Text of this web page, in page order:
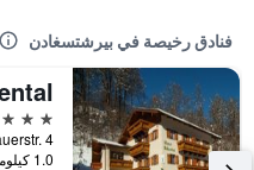
فنادق رخيصة في بيرشتسغادن
3 نجوم
1.0 كيلومتر عن وسط المدينة